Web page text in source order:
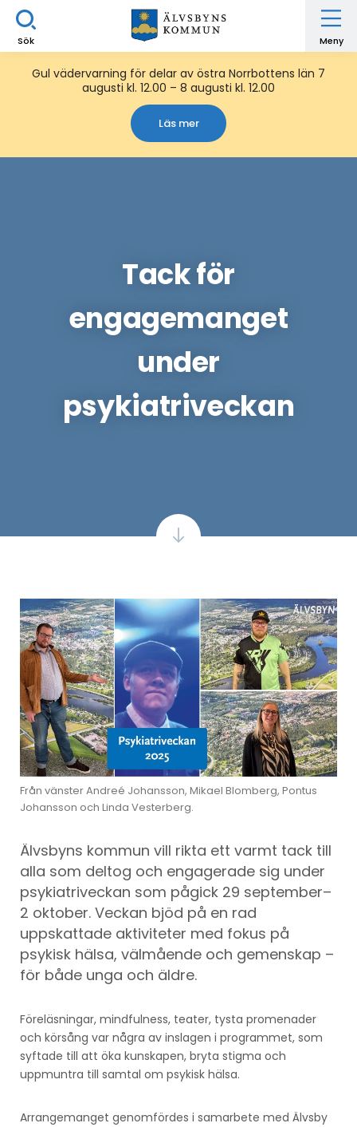
Sök Meny
Gul vädervarning för delar av östra Norrbottens län 7
augusti kl. 12.00 – 8 augusti kl. 12.00
Läs mer
Tack för
engagemanget
under
psykiatriveckan
Från vänster Andreé Johansson, Mikael Blomberg, Pontus
Johansson och Linda Vesterberg.
Älvsbyns kommun vill rikta ett varmt tack till
alla som deltog och engagerade sig under
psykiatriveckan som pågick 29 september–
2 oktober. Veckan bjöd på en rad
uppskattade aktiviteter med fokus på
psykisk hälsa, välmående och gemenskap –
för både unga och äldre.
Föreläsningar, mindfulness, teater, tysta promenader
och körsång var några av inslagen i programmet, som
syftade till att öka kunskapen, bryta stigma och
uppmuntra till samtal om psykisk hälsa.
Arrangemanget genomfördes i samarbete med Älvsby